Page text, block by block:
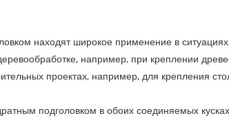
находят широкое применение в
например, при креплении
проектах, например, для крепления
подголовком в обоих соединяемых